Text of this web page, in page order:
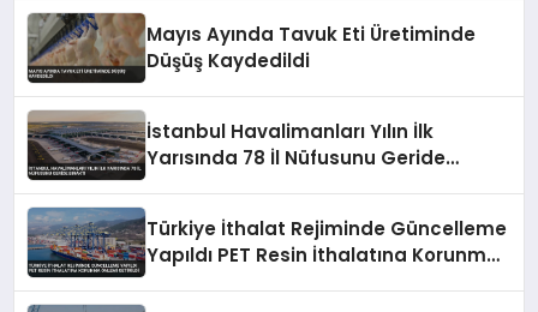
Mayıs Ayında Tavuk Eti Üretiminde
Düşüş Kaydedildi
İstanbul Havalimanları Yılın İlk
Yarısında 78 İl Nüfusunu Geride
Türkiye İthalat Rejiminde Güncelleme
Yapıldı PET Resin İthalatına Korunma